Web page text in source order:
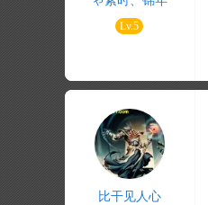
Lv.5
比干见人心